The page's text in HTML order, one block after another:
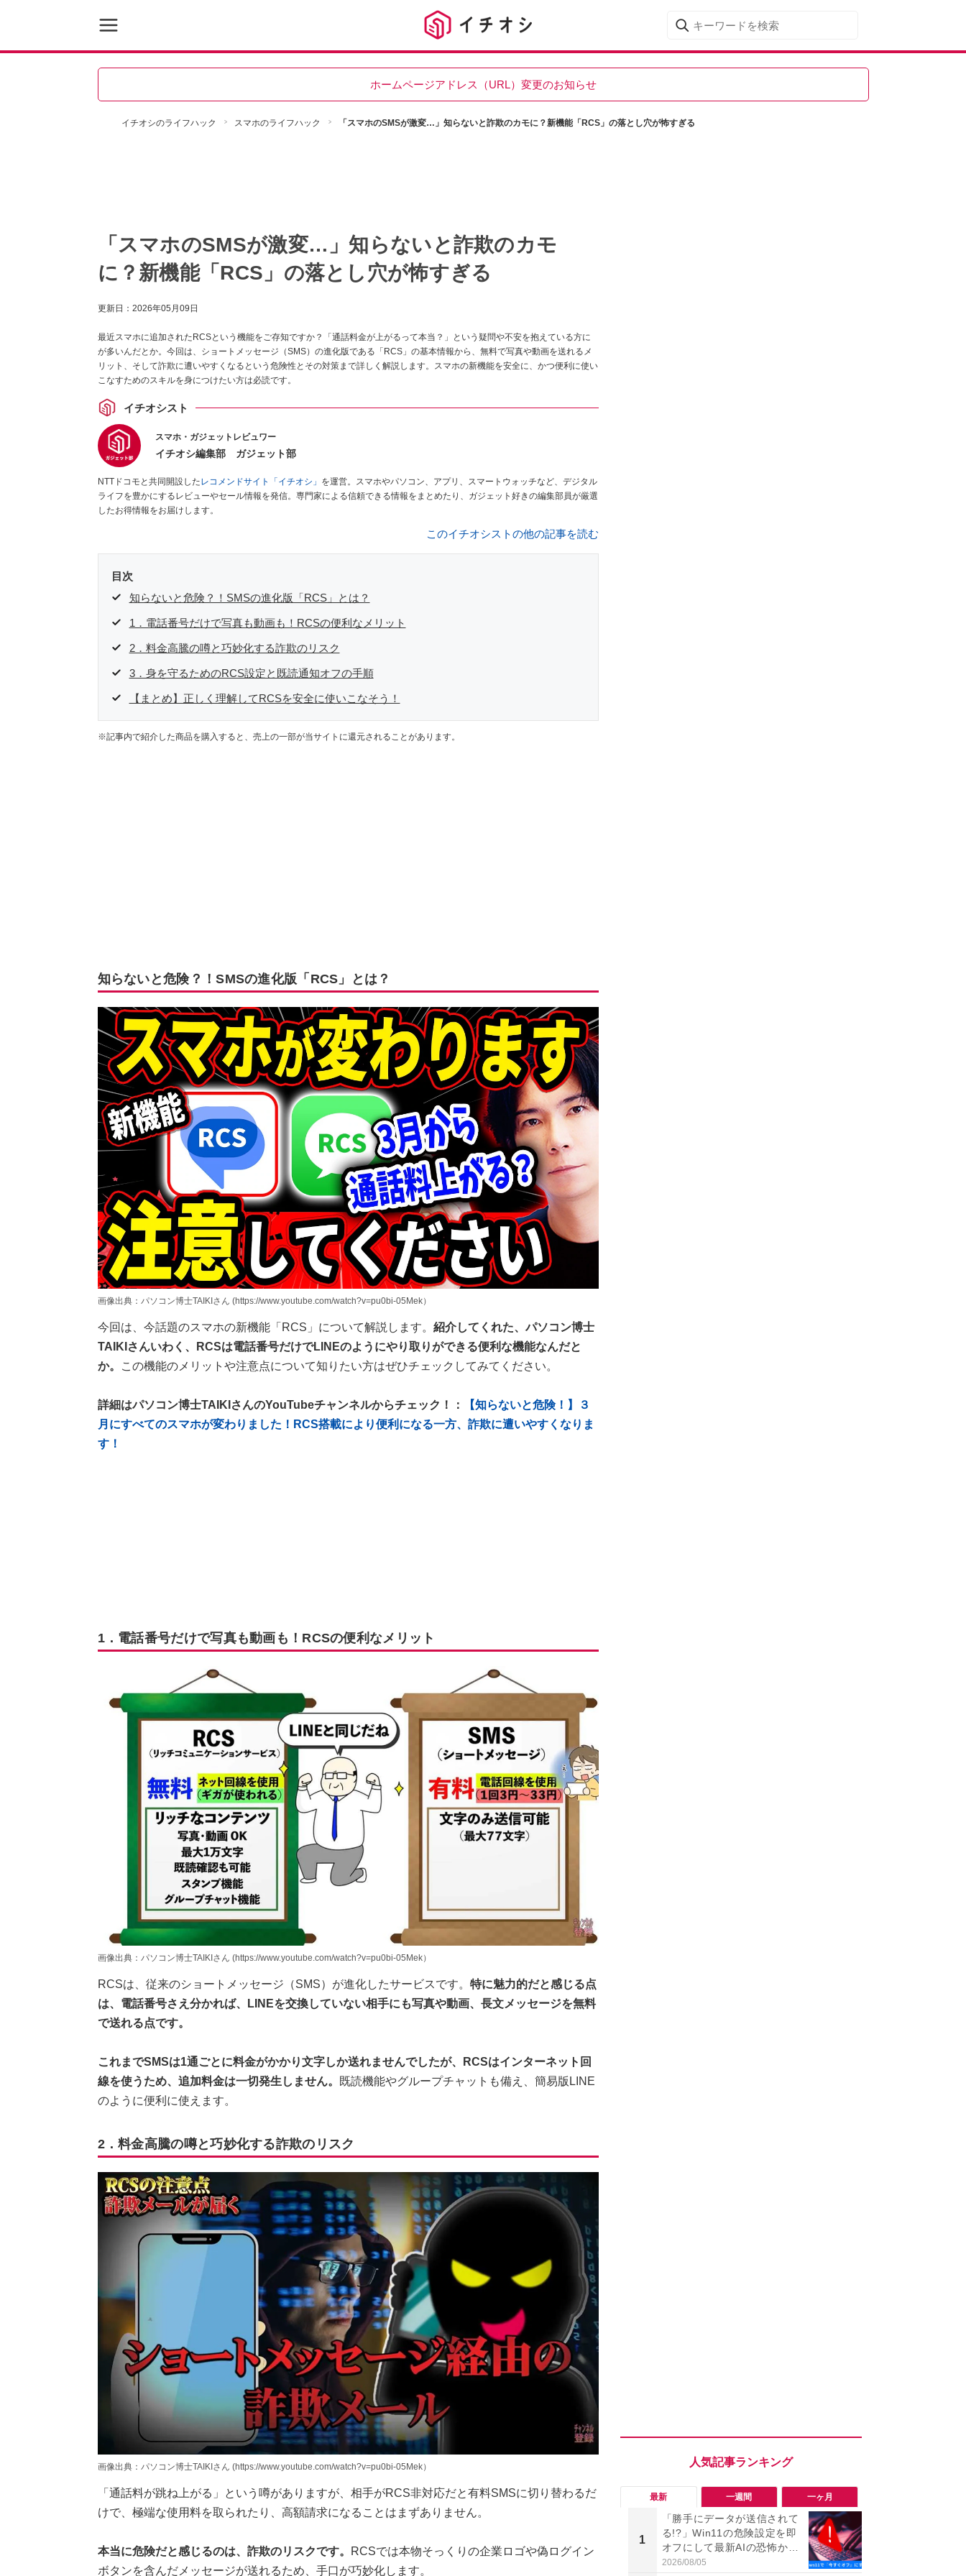
ホームページアドレス（URL）変更のお知らせ
イチオシのライフハック スマホのライフハック 「スマホのSMSが激変…」知らないと詐欺のカモに？新機能「RCS」の落とし穴が怖すぎる
「スマホのSMSが激変…」知らないと詐欺のカモ
に？新機能「RCS」の落とし穴が怖すぎる
更新日： 2026年05月09日
最近スマホに追加されたRCSという機能をご存知ですか？「通話料金が上がるって本当？」という疑問や不安を抱えている方に
が多いんだとか。今回は、ショートメッセージ（SMS）の進化版である「RCS」の基本情報から、無料で写真や動画を送れるメ
リット、そして詐欺に遭いやすくなるという危険性とその対策まで詳しく解説します。スマホの新機能を安全に、かつ便利に使い
こなすためのスキルを身につけたい方は必読です。
イチオシスト
スマホ・ガジェットレビュワー
イチオシ編集部 ガジェット部
NTTドコモと共同開設したレコメンドサイト「イチオシ」 を運営。スマホやパソコン、アプリ、スマートウォッチなど、デジタル
ライフを豊かにするレビューやセール情報を発信。専門家による信頼できる情報をまとめたり、ガジェット好きの編集部員が厳選
したお得情報をお届けします。
このイチオシストの他の記事を読む
目次
知らないと危険？！SMSの進化版「RCS」とは？
1．電話番号だけで写真も動画も！RCSの便利なメリット
2．料金高騰の噂と巧妙化する詐欺のリスク
3．身を守るためのRCS設定と既読通知オフの手順
【まとめ】正しく理解してRCSを安全に使いこなそう！
※記事内で紹介した商品を購入すると、売上の一部が当サイトに還元されることがあります。
知らないと危険？！SMSの進化版「RCS」とは？
画像出典：パソコン博士TAIKIさん (https://www.youtube.com/watch?v=pu0bi-05Mek）
今回は、今話題のスマホの新機能「RCS」について解説します。 紹介してくれた、パソコン博士
TAIKIさんいわく、RCSは電話番号だけでLINEのようにやり取りができる便利な機能なんだと
か。
この機能のメリットや注意点について知りたい方はぜひチェックしてみてください。
詳細はパソコン博士TAIKIさんのYouTubeチャンネルからチェック！：
【知らないと危険！】３
月にすべてのスマホが変わりました！RCS搭載により便利になる一方、詐欺に遭いやすくなりま
す！
1．電話番号だけで写真も動画も！RCSの便利なメリット
画像出典：パソコン博士TAIKIさん (https://www.youtube.com/watch?v=pu0bi-05Mek）
RCSは、従来のショートメッセージ（SMS）が進化したサービスです。 特に魅力的だと感じる点
は、電話番号さえ分かれば、LINEを交換していない相手にも写真や動画、長文メッセージを無料
で送れる点です。
これまでSMSは1通ごとに料金がかかり文字しか送れませんでしたが、RCSはインターネット回
線を使うため、追加料金は一切発生しません。
既読機能やグループチャットも備え、簡易版LINE
のように便利に使えます。
2．料金高騰の噂と巧妙化する詐欺のリスク
画像出典：パソコン博士TAIKIさん (https://www.youtube.com/watch?v=pu0bi-05Mek）
「通話料が跳ね上がる」という噂がありますが、相手がRCS非対応だと有料SMSに切り替わるだ
けで、極端な使用料を取られたり、高額請求になることはまずありません。
本当に危険だと感じるのは、詐欺のリスクです。
RCSでは本物そっくりの企業ロゴや偽ログイン
ボタンを含んだメッセージが送れるため、手口が巧妙化します。
最新 一週間 一ヶ月
1
「勝手にデータが送信されて
る!?」Win11の危険設定を即
オフにして最新AIの恐怖から
身を守る技
2026/08/05